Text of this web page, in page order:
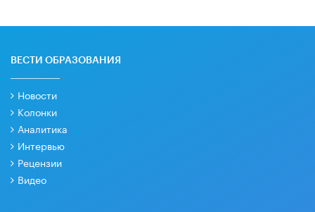
ВЕСТИ ОБРАЗОВАНИЯ
Новости
Колонки
Аналитика
Интервью
Рецензии
Видео